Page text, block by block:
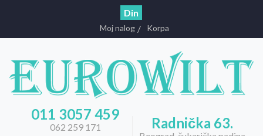
Din
Moj nalog Korpa
011 3057 459
062 259 171 Radnička 63.